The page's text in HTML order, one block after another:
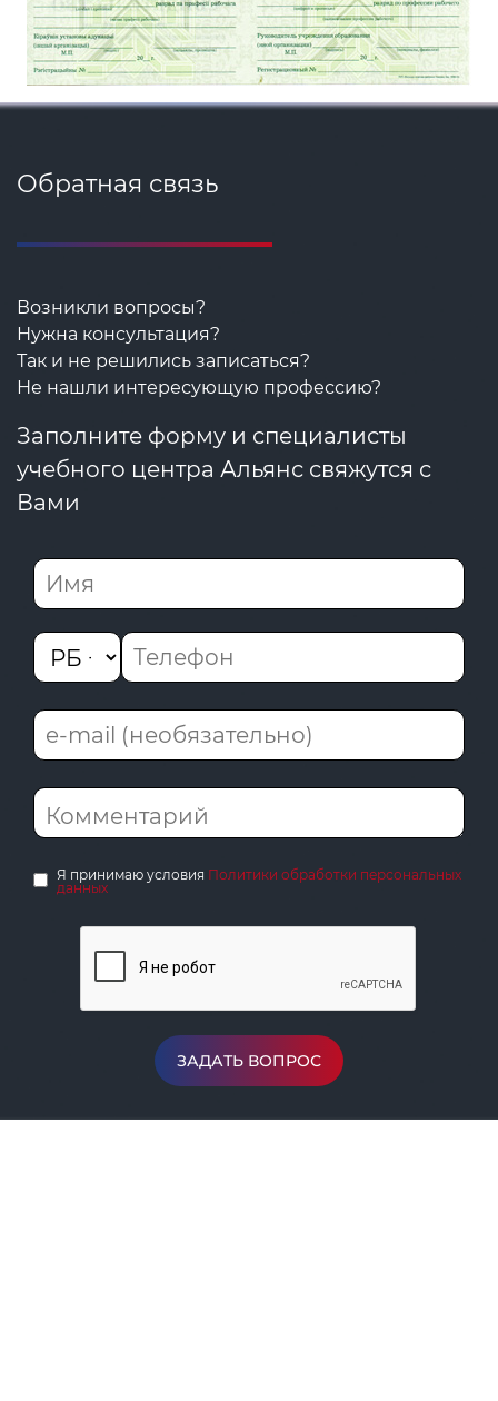
Обратная связь
Возникли вопросы?
Нужна консультация?
Так и не решились записаться?
Не нашли интересующую профессию?
Заполните форму и специалисты
учебного центра Альянс свяжутся с
Вами
Я принимаю условия Политики обработки персональных
данных
ЗАДАТЬ ВОПРОС